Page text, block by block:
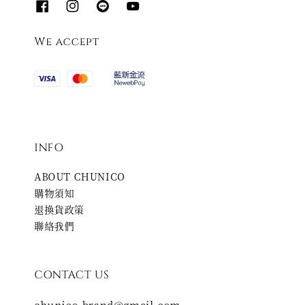
We accept
INFO
ABOUT CHUNICO
購物須知
退換貨政策
聯絡我們
CONTACT US